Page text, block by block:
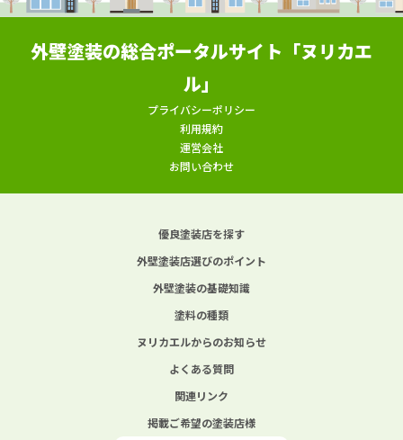
外壁塗装の総合ポータルサイト「ヌリカエ
ル」
プライバシーポリシー
利用規約
運営会社
お問い合わせ
優良塗装店を探す
外壁塗装店選びのポイント
外壁塗装の基礎知識
塗料の種類
ヌリカエルからのお知らせ
よくある質問
関連リンク
掲載ご希望の塗装店様